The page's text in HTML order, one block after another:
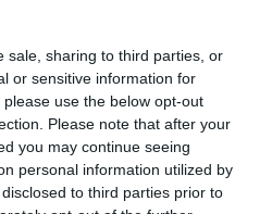
sale, sharing to third parties, or
or sensitive information for
use the below opt-out
Please note that after your
you may continue seeing
personal information utilized by
to third parties prior to
existe depuis plus de 50
rendre en certains pays
la fièvre jaune). Les mentions
numéro de lot, et lieu
RÉPONDRE